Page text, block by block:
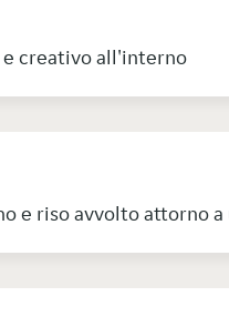
creativo all'interno
e riso avvolto attorno